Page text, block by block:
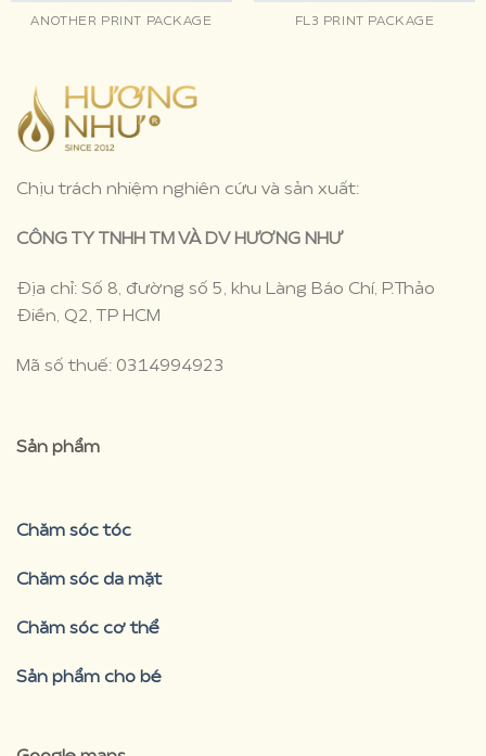
ANOTHER PRINT PACKAGE FL3 PRINT PACKAGE
Chịu trách nhiệm nghiên cứu và sản xuất:
CÔNG TY TNHH TM VÀ DV HƯƠNG NHƯ
Địa chỉ: Số 8, đường số 5, khu Làng Báo Chí, P.Thảo
Điền, Q2, TP HCM
Mã số thuế: 0314994923
Sản phẩm
Chăm sóc tóc
Chăm sóc da mặt
Chăm sóc cơ thể
Sản phẩm cho bé